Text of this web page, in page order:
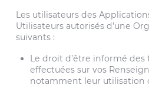
Les utilisateurs des
Utilisateurs autorisés d’une
suivants :
Le droit d’être informé des
effectuées sur vos
notamment leur utilisation